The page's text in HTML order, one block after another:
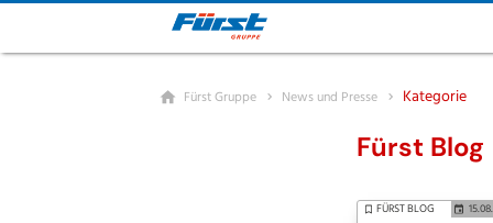
Fürst Gruppe News und Presse Kategorie
Fürst Blog
FÜRST BLOG